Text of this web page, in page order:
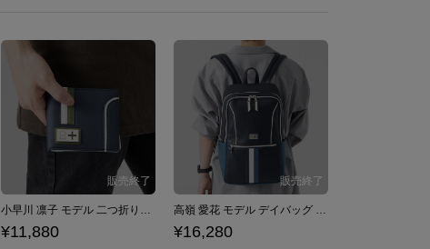
小早川 凛子 モデル 二つ折り財布 ラブプラス
¥11,880
高嶺 愛花 モデル デイバッグ ラブプラス
¥16,280